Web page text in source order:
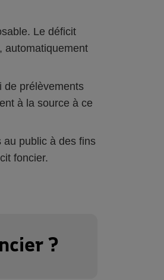
Le déficit
automatiquement
de prélèvements
à la source à ce
au public à des fins
foncier.
?